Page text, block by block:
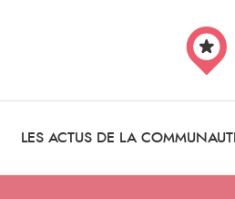
LES ACTUS DE LA